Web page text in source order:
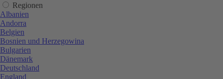
Regionen
Albanien
Andorra
Belgien
Bosnien und Herzegowina
Bulgarien
Dänemark
Deutschland
England